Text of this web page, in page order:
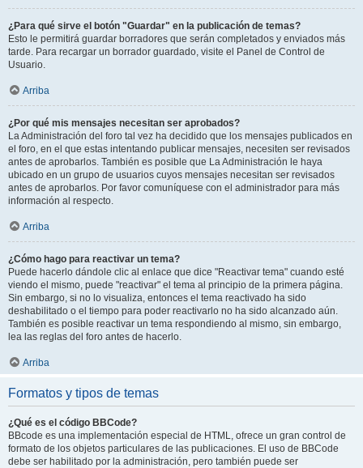
¿Para qué sirve el botón "Guardar" en la publicación de temas?
Esto le permitirá guardar borradores que serán completados y enviados más
tarde. Para recargar un borrador guardado, visite el Panel de Control de
Usuario.
Arriba
¿Por qué mis mensajes necesitan ser aprobados?
La Administración del foro tal vez ha decidido que los mensajes publicados en
el foro, en el que estas intentando publicar mensajes, necesiten ser revisados
antes de aprobarlos. También es posible que La Administración le haya
ubicado en un grupo de usuarios cuyos mensajes necesitan ser revisados
antes de aprobarlos. Por favor comuníquese con el administrador para más
información al respecto.
Arriba
¿Cómo hago para reactivar un tema?
Puede hacerlo dándole clic al enlace que dice "Reactivar tema" cuando esté
viendo el mismo, puede "reactivar" el tema al principio de la primera página.
Sin embargo, si no lo visualiza, entonces el tema reactivado ha sido
deshabilitado o el tiempo para poder reactivarlo no ha sido alcanzado aún.
También es posible reactivar un tema respondiendo al mismo, sin embargo,
lea las reglas del foro antes de hacerlo.
Arriba
Formatos y tipos de temas
¿Qué es el código BBCode?
BBcode es una implementación especial de HTML, ofrece un gran control de
formato de los objetos particulares de las publicaciones. El uso de BBCode
debe ser habilitado por la administración, pero también puede ser